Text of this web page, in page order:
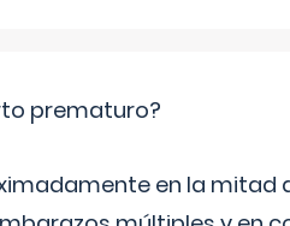
prematuro?
en la mitad